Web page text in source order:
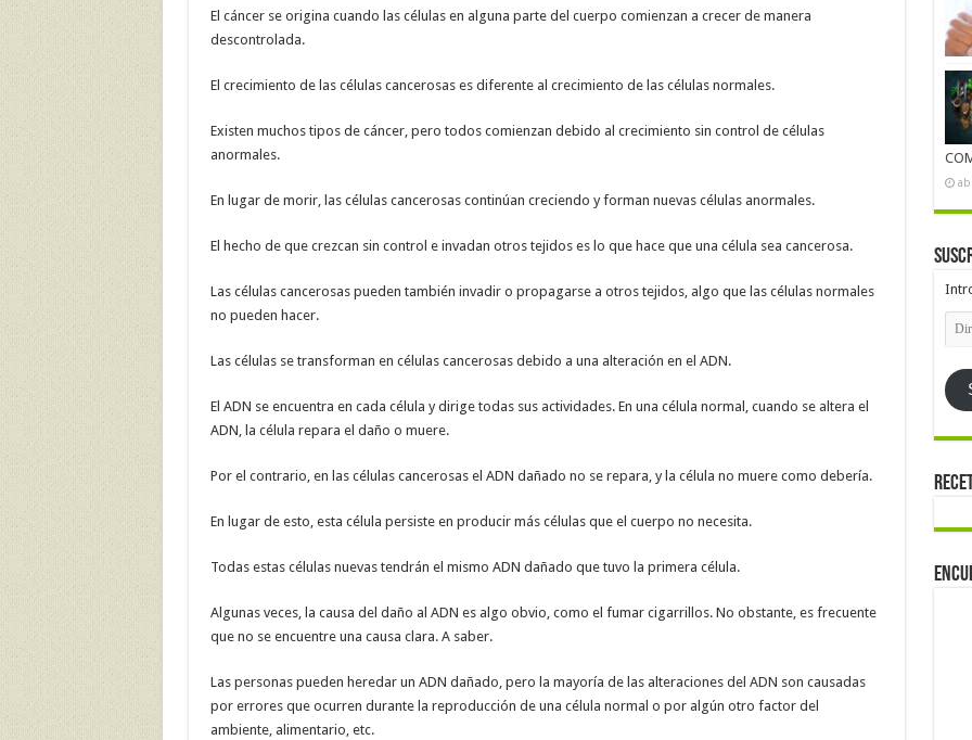
El cáncer se origina cuando las células en alguna parte del cuerpo comienzan a crecer de manera
descontrolada.
El crecimiento de las células cancerosas es diferente al crecimiento de las células normales.
Existen muchos tipos de cáncer, pero todos comienzan debido al crecimiento sin control de células
anormales.
En lugar de morir, las células cancerosas continúan creciendo y forman nuevas células anormales.
El hecho de que crezcan sin control e invadan otros tejidos es lo que hace que una célula sea cancerosa.
Las células cancerosas pueden también invadir o propagarse a otros tejidos, algo que las células normales
no pueden hacer.
Las células se transforman en células cancerosas debido a una alteración en el ADN.
El ADN se encuentra en cada célula y dirige todas sus actividades. En una célula normal, cuando se altera el
ADN, la célula repara el daño o muere.
Por el contrario, en las células cancerosas el ADN dañado no se repara, y la célula no muere como debería.
En lugar de esto, esta célula persiste en producir más células que el cuerpo no necesita.
Todas estas células nuevas tendrán el mismo ADN dañado que tuvo la primera célula.
Algunas veces, la causa del daño al ADN es algo obvio, como el fumar cigarrillos. No obstante, es frecuente
que no se encuentre una causa clara. A saber.
Las personas pueden heredar un ADN dañado, pero la mayoría de las alteraciones del ADN son causadas
por errores que ocurren durante la reproducción de una célula normal o por algún otro factor del
ambiente, alimentario, etc.
de